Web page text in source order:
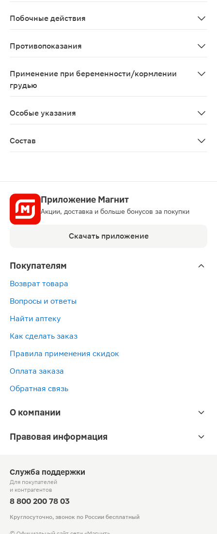
Побочные действия
Противопоказания
Применение при беременности/кормлении
грудью
Особые указания
Состав
Приложение Магнит
Акции, доставка и больше бонусов за покупки
Скачать приложение
Покупателям
Возврат товара
Вопросы и ответы
Найти аптеку
Как сделать заказ
Правила применения скидок
Оплата заказа
Обратная связь
О компании
Правовая информация
Служба поддержки
Для покупателей
и контрагентов
8 800 200 78 03
Круглосуточно, звонок по России бесплатный